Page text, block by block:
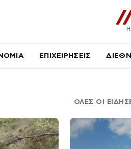
ΕΠΙΧΕΙΡΗΣΕΙΣ
ΟΛΕΣ ΟΙ